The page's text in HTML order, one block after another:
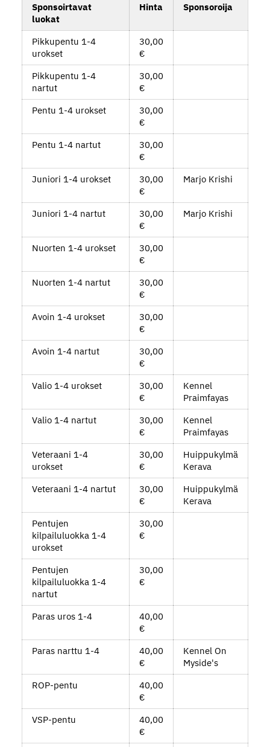
Sponsoirtavat
luokat
Hinta Sponsoroija
Pikkupentu 1-4
urokset
30,00
€
Pikkupentu 1-4
nartut
30,00
€
Pentu 1-4 urokset
30,00
€
Pentu 1-4 nartut
30,00
€
Juniori 1-4 urokset
30,00
€
Marjo Krishi
Juniori 1-4 nartut
30,00
€
Marjo Krishi
Nuorten 1-4 urokset
30,00
€
Nuorten 1-4 nartut
30,00
€
Avoin 1-4 urokset
30,00
€
Avoin 1-4 nartut
30,00
€
Valio 1-4 urokset
30,00
€
Kennel
Praimfayas
Valio 1-4 nartut
30,00
€
Kennel
Praimfayas
Veteraani 1-4
urokset
30,00
€
Huippukylmä
Kerava
Veteraani 1-4 nartut
30,00
€
Huippukylmä
Kerava
Pentujen
kilpailuluokka 1-4
urokset
30,00
€
Pentujen
kilpailuluokka 1-4
nartut
30,00
€
Paras uros 1-4
40,00
€
Paras narttu 1-4
40,00
€
Kennel On
Myside's
ROP-pentu
40,00
€
VSP-pentu
40,00
€